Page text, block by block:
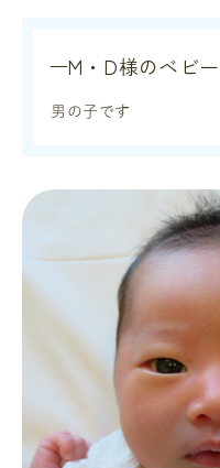
M・D様のベビー
男の子です